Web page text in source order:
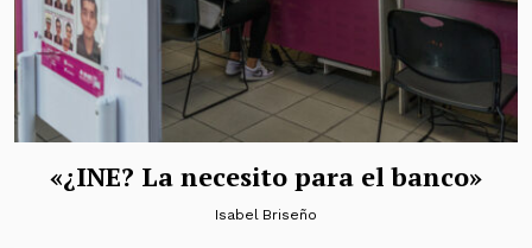
«¿INE? La necesito para el banco»
Isabel Briseño